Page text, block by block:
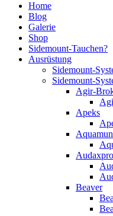
Home
Blog
Galerie
Shop
Sidemount-Tauchen?
Ausrüstung
Sidemount-
Sidemount-
Agir-
Apeks
Audaxpro
Beaver